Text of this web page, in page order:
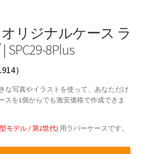
オリジナルケース ラ
8Plus
）
な写真やイラストを使って、あなただけ
スを1個からでも激安価格で作成できま
モデル / 第2世代) 用ラバーケースです。